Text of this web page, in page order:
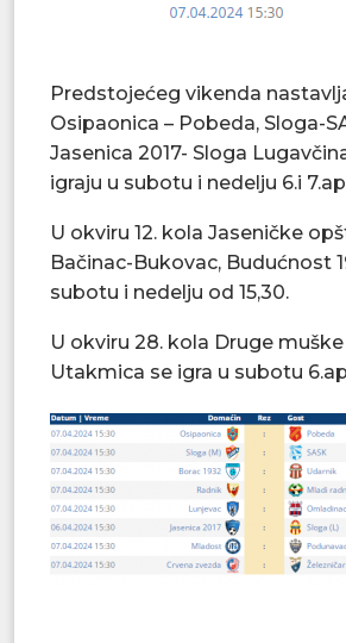
Predstojećeg vikenda
Osipaonica – Pobeda, Sloga-
Jasenica 2017- Sloga
igraju u subotu i nedelju 6.i
U okviru 12. kola Jaseničke
Bačinac-Bukovac, Budućnost
subotu i nedelju od 15,30.
U okviru 28. kola Druge
Utakmica se igra u subotu